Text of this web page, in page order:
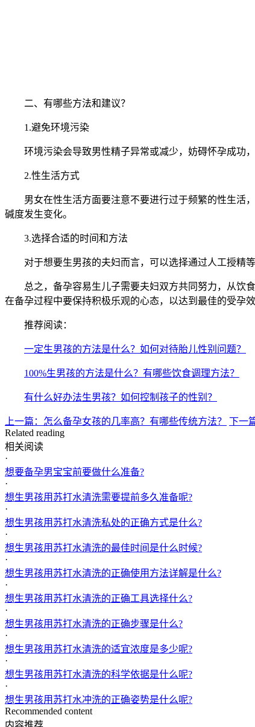
二、有哪些方法和建议？
1.避免环境污染
环境污染会导致男性精子异常或减少，妨碍怀孕成功，
2.性生活方式
男女在性生活方面要注意不要进行过于频繁的性生活，
碱度发生变化。
3.选择合适的时间和方法
对于想要生男孩的夫妇而言，可以选择通过人工授精等
总之，备孕容易生儿子需要夫妇双方共同努力，从饮食
在备孕过程中要保持积极乐观的心态，以达到最佳的受孕效
推荐阅读：
一定生男孩的方法是什么？如何对待胎儿性别问题？
100%生男孩的方法是什么？有哪些饮食调理方法？
有什么好办法生男孩？如何控制孩子的性别？
上一篇：怎么备孕女孩的几率高？有哪些传统方法？
下一
Related reading
相关阅读
·
想要备孕男宝宝前要做什么准备?
·
想生男孩用苏打水清洗需要提前多久准备呢?
·
想生男孩用苏打水清洗私处的正确方式是什么?
·
想生男孩用苏打水清洗的最佳时间是什么时候?
·
想生男孩用苏打水清洗的正确使用方法详解是什么?
·
想生男孩用苏打水清洗的正确工具选择什么?
·
想生男孩用苏打水清洗的正确步骤是什么?
·
想生男孩用苏打水清洗的适宜浓度是多少呢?
·
想生男孩用苏打水清洗的科学依据是什么呢?
·
想生男孩用苏打水冲洗的正确姿势是什么呢?
Recommended content
内容推荐